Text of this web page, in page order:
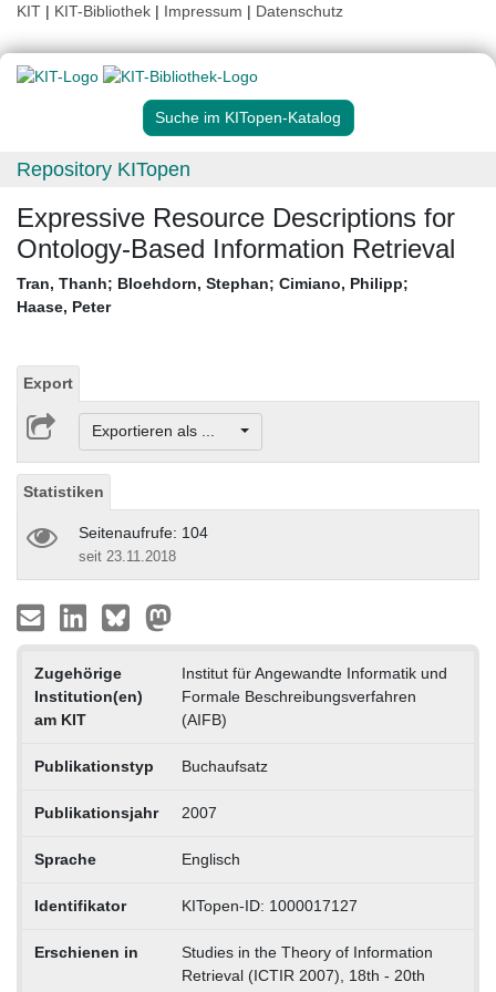
KIT | KIT-Bibliothek | Impressum | Datenschutz
Suche im KITopen-Katalog
Repository KITopen
Expressive Resource Descriptions for
Ontology-Based Information Retrieval
Tran, Thanh; Bloehdorn, Stephan; Cimiano, Philipp;
Haase, Peter
Export
Exportieren als ...
Statistiken
Seitenaufrufe: 104
seit 23.11.2018
Zugehörige
Institution(en)
am KIT
Institut für Angewandte Informatik und
Formale Beschreibungsverfahren
(AIFB)
Publikationstyp Buchaufsatz
Publikationsjahr 2007
Sprache Englisch
Identifikator KITopen-ID: 1000017127
Erschienen in
Studies in the Theory of Information
Retrieval (ICTIR 2007), 18th - 20th